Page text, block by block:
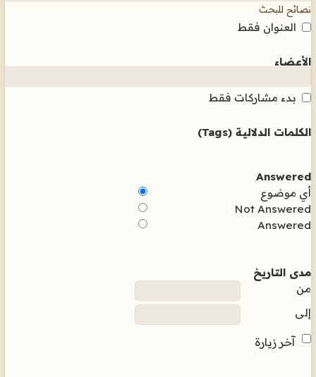
نصائح للبحث
العنوان فقط
الأعضاء
بدء مشاركات فقط
الكلمات الدلالية (Tags)
Answered
أي موضوع
Not Answered
Answered
مدى التاريخ
من
إلى
آخر زيارة